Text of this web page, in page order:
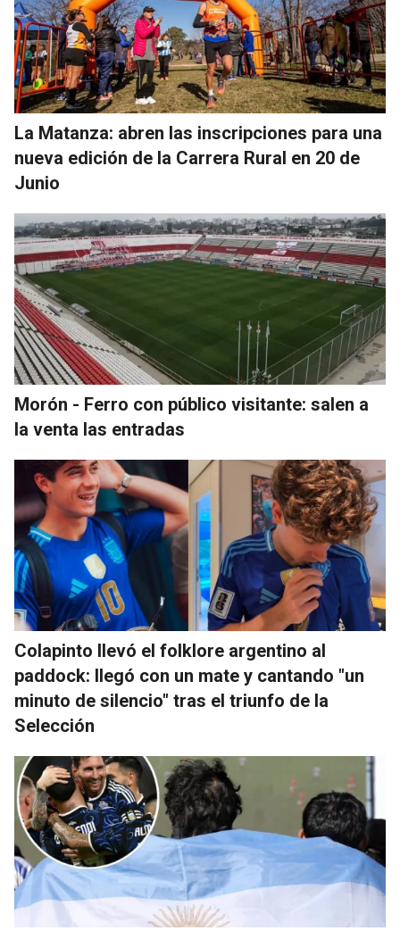
La Matanza: abren las inscripciones para una
nueva edición de la Carrera Rural en 20 de
Junio
Morón - Ferro con público visitante: salen a
la venta las entradas
Colapinto llevó el folklore argentino al
paddock: llegó con un mate y cantando "un
minuto de silencio" tras el triunfo de la
Selección